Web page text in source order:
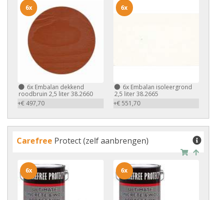
6x Embalan dekkend
roodbruin 2,5 liter 38.2660
+€ 497,70
6x
6xEmbalan isoleergrond
2,5 liter 38.2665
+€ 551,70
6x
Carefree Protect (zelf aanbrengen)
6x 6x